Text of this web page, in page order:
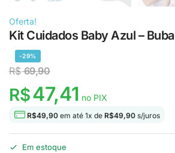
Oferta!
Kit Cuidados Baby Azul – Buba
-29%
R$69,90
R$47,41 no PIX
R$49,90 em até 1x de R$49,90 s/juros
Em estoque